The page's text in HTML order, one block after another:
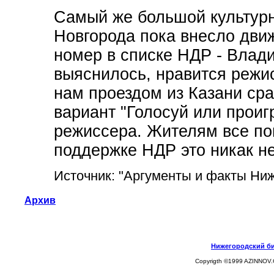
Самый же большой
Новгорода пока внесло
номер в списке НДР -
выяснилось, нравится
нам проездом из Казани
вариант "Голосуй или
режиссера. Жителям все
поддержке НДР это никак
Источник: "Аргументы и факты
Архив
Нижегородский
Copyrigth ©1999